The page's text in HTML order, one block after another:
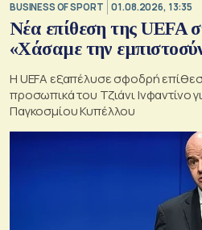
BUSINESS OF SPORT 01.08.2026, 13:35
Νέα επίθεση της UEFA
«Χάσαμε την
Η UEFA εξαπέλυσε σφοδρή
προσωπικά του Τζιάνι Ινφαντίνο
Παγκοσμίου Κυπέλλου